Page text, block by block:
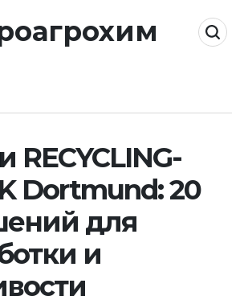
RECYCLING-
Dortmund: 20
для
и